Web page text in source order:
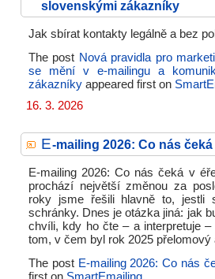
slovenskými zákazníky
Jak sbírat kontakty legálně a bez
The post Nová pravidla pro
se mění v e-mailingu a
zákazníky appeared first on
16. 3. 2026
E-mailing 2026: Co nás čeká
E-mailing 2026: Co nás čeká v
prochází největší změnou za
roky jsme řešili hlavně to, jestli
schránky. Dnes je otázka jiná: jak
chvíli, kdy ho čte – a interpretuje –
tom, v čem byl rok 2025
The post E-mailing 2026: Co nás
first on SmartEmailing.